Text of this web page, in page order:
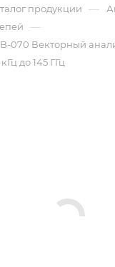
продукции —
—
070 Векторный
до 145 ГГц